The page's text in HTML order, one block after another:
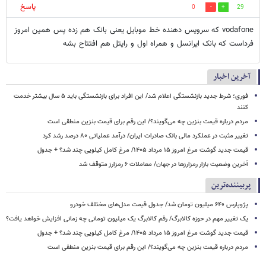
29
0
پاسخ
vodafone که سرویس دهنده خط موبایل یعنی بانک هم زده پس همین امروز
فرداست که بانک ایرانسل و همراه اول و رایتل هم افتتاح بشه
آخرین اخبار
فوری؛ شرط جدید بازنشستگی اعلام شد/ این افراد برای بازنشستگی باید ۵ سال بیشتر خدمت
کنند
مردم درباره قیمت بنزین چه می‌گویند؟/ این رقم برای قیمت بنزین منطقی است
تغییر مثبت در عملکرد مالی بانک صادرات ایران/ درآمد عملیاتی ۸۰ درصد رشد کرد
قیمت جدید گوشت مرغ امروز ۱۵ مرداد ۱۴۰۵/ مرغ کامل کیلویی چند شد؟ + جدول
آخرین وضعیت بازار رمزارزها در جهان/ معاملات ۶ رمزارز متوقف شد
پربیننده‌ترین
پژوپارس ۶۴۰ میلیون تومان شد/ جدول قیمت مدل‌های مختلف خودرو
یک تغییر مهم در حوزه کالابرگ/ رقم کالابرگ یک میلیون تومانی چه زمانی افزایش خواهد یافت؟
قیمت جدید گوشت مرغ امروز ۱۵ مرداد ۱۴۰۵/ مرغ کامل کیلویی چند شد؟ + جدول
مردم درباره قیمت بنزین چه می‌گویند؟/ این رقم برای قیمت بنزین منطقی است